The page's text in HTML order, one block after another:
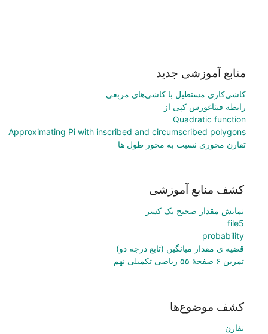
منابع آموزشی جدید
کاشی‌کاری مستطیل با کاشی‌های مربعی
رابطه فیثاغورس کپی از
Quadratic function
Approximating Pi with inscribed and circumscribed polygons
تقارن محوری نسبت به محور طول ها
کشف منابع آموزشی
نمایش مقدار صحیح یک کسر
file5
probability
قضیه ی مقدار میانگین (تابع درجه دو)
تمرین ۶ صفحهٔ ۵۵ ریاضی تکمیلی نهم
کشف موضوع‌ها
تقارن